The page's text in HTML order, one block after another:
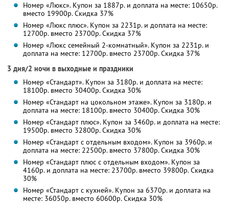
Номер «Люкс». Купон за 1887р. и доплата на месте: 10650р.
вместо 19900р. Скидка 37%
Номер «Люкс плюс». Купон за 2231р. и доплата на месте:
12700р. вместо 23700р. Скидка 37%
Номер «Люкс семейный 2-комнатный». Купон за 2231р. и
доплата на месте: 12700р. вместо 23700р. Скидка 37%
3 дня/2 ночи в выходные и праздники
Номер «Стандарт». Купон за 3180р. и доплата на месте:
18100р. вместо 30400р. Скидка 30%
Номер «Стандарт на цокольном этаже». Купон за 3180р. и
доплата на месте: 18100р. вместо 30400р. Скидка 30%
Номер «Стандарт плюс». Купон за 3460р. и доплата на месте:
19500р. вместо 32800р. Скидка 30%
Номер «Стандарт с отдельным входом». Купон за 3960р. и
доплата на месте: 22500р. вместо 37800р. Скидка 30%
Номер «Стандарт плюс с отдельным входом». Купон за
4160р. и доплата на месте: 23700р. вместо 39800р. Скидка
30%
Номер «Стандарт с кухней». Купон за 6370р. и доплата на
месте: 36050р. вместо 60600р. Скидка 30%